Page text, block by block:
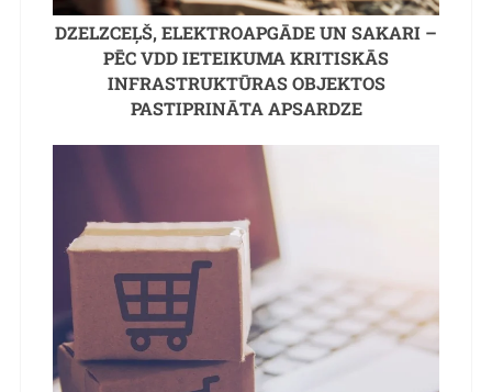
DZELZCEĻŠ, ELEKTROAPGĀDE UN SAKARI –
PĒC VDD IETEIKUMA KRITISKĀS
INFRASTRUKTŪRAS OBJEKTOS
PASTIPRINĀTA APSARDZE